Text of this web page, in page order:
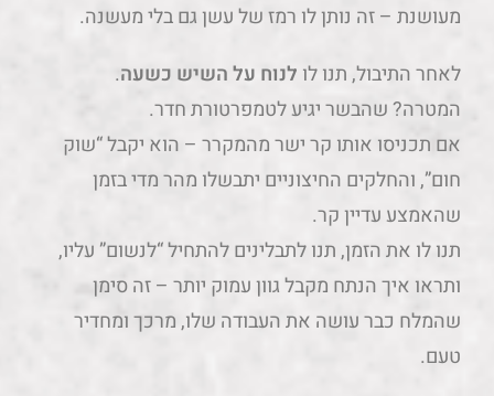
מעושנת – זה נותן לו רמז של עשן גם בלי מעשנה.
לאחר התיבול, תנו לו לנוח על השיש כשעה.
המטרה? שהבשר יגיע לטמפרטורת חדר.
אם תכניסו אותו קר ישר מהמקרר – הוא יקבל “שוק
חום”, והחלקים החיצוניים יתבשלו מהר מדי בזמן
שהאמצע עדיין קר.
תנו לו את הזמן, תנו לתבלינים להתחיל “לנשום” עליו,
ותראו איך הנתח מקבל גוון עמוק יותר – זה סימן
שהמלח כבר עושה את העבודה שלו, מרכך ומחדיר
טעם.